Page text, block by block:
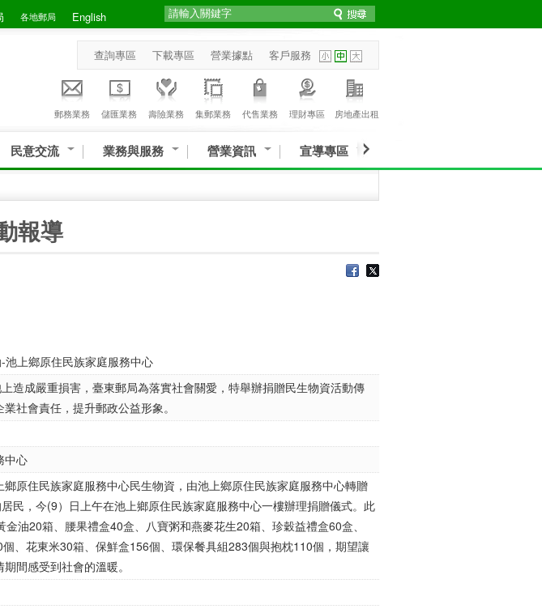
各地郵局 English
查詢專區 下載專區 營業據點 客戶服務
郵務業務 儲匯業務 壽險業務 集郵業務 代售業務 理財專區 房地產出租
民意交流 業務與服務 營業資訊 宣導專區
報導
上鄉原住民族家庭服務中心
造成嚴重損害，臺東郵局為落實社會關愛，特舉辦捐贈民生物資活動傳
社會責任，提升郵政公益形象。
中心
原住民族家庭服務中心民生物資，由池上鄉原住民族家庭服務中心轉贈
民，今(9）日上午在池上鄉原住民族家庭服務中心一樓辦理捐贈儀式。此
油20箱、腰果禮盒40盒、八寶粥和燕麥花生20箱、珍穀益禮盒60盒、
、花東米30箱、保鮮盒156個、環保餐具組283個與抱枕110個，期望讓
間感受到社會的溫暖。